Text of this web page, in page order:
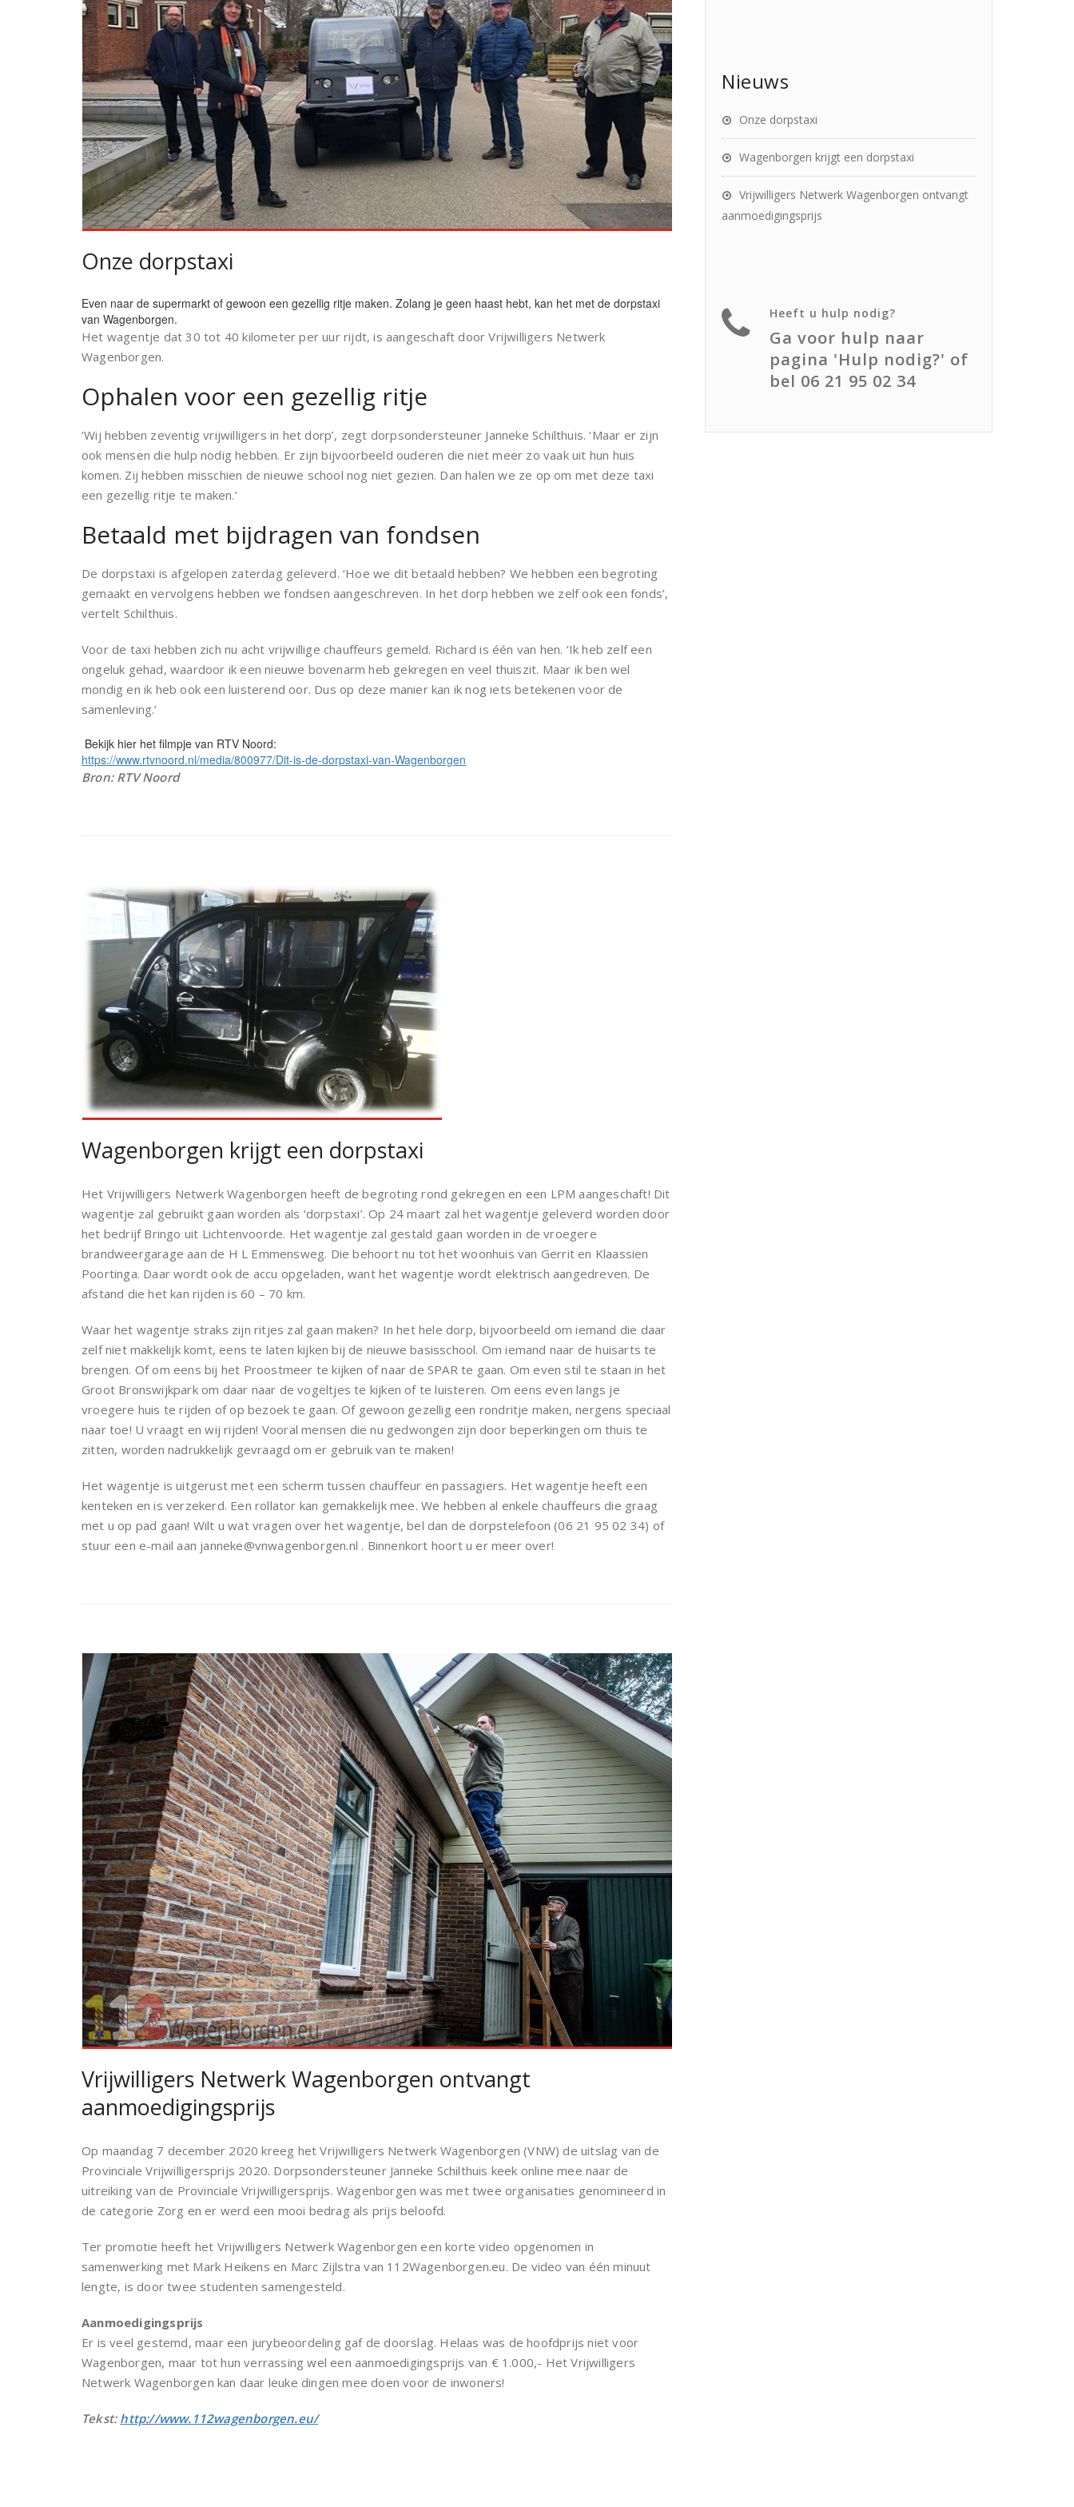
Onze dorpstaxi
Even naar de supermarkt of gewoon een gezellig ritje maken. Zolang je geen haast hebt, kan het met de dorpstaxi
van Wagenborgen.
Het wagentje dat 30 tot 40 kilometer per uur rijdt, is aangeschaft door Vrijwilligers Netwerk
Wagenborgen.
Ophalen voor een gezellig ritje
‘Wij hebben zeventig vrijwilligers in het dorp’, zegt dorpsondersteuner Janneke Schilthuis. ‘Maar er zijn
ook mensen die hulp nodig hebben. Er zijn bijvoorbeeld ouderen die niet meer zo vaak uit hun huis
komen. Zij hebben misschien de nieuwe school nog niet gezien. Dan halen we ze op om met deze taxi
een gezellig ritje te maken.’
Betaald met bijdragen van fondsen
De dorpstaxi is afgelopen zaterdag geleverd. ‘Hoe we dit betaald hebben? We hebben een begroting
gemaakt en vervolgens hebben we fondsen aangeschreven. In het dorp hebben we zelf ook een fonds’,
vertelt Schilthuis.
Voor de taxi hebben zich nu acht vrijwillige chauffeurs gemeld. Richard is één van hen. ‘Ik heb zelf een
ongeluk gehad, waardoor ik een nieuwe bovenarm heb gekregen en veel thuiszit. Maar ik ben wel
mondig en ik heb ook een luisterend oor. Dus op deze manier kan ik nog iets betekenen voor de
samenleving.’
Bekijk hier het filmpje van RTV Noord:
https://www.rtvnoord.nl/media/800977/Dit-is-de-dorpstaxi-van-Wagenborgen
Bron: RTV Noord
Wagenborgen krijgt een dorpstaxi
Het Vrijwilligers Netwerk Wagenborgen heeft de begroting rond gekregen en een LPM aangeschaft! Dit
wagentje zal gebruikt gaan worden als ‘dorpstaxi’. Op 24 maart zal het wagentje geleverd worden door
het bedrijf Bringo uit Lichtenvoorde. Het wagentje zal gestald gaan worden in de vroegere
brandweergarage aan de H L Emmensweg. Die behoort nu tot het woonhuis van Gerrit en Klaassien
Poortinga. Daar wordt ook de accu opgeladen, want het wagentje wordt elektrisch aangedreven. De
afstand die het kan rijden is 60 – 70 km.
Waar het wagentje straks zijn ritjes zal gaan maken? In het hele dorp, bijvoorbeeld om iemand die daar
zelf niet makkelijk komt, eens te laten kijken bij de nieuwe basisschool. Om iemand naar de huisarts te
brengen. Of om eens bij het Proostmeer te kijken of naar de SPAR te gaan. Om even stil te staan in het
Groot Bronswijkpark om daar naar de vogeltjes te kijken of te luisteren. Om eens even langs je
vroegere huis te rijden of op bezoek te gaan. Of gewoon gezellig een rondritje maken, nergens speciaal
naar toe! U vraagt en wij rijden! Vooral mensen die nu gedwongen zijn door beperkingen om thuis te
zitten, worden nadrukkelijk gevraagd om er gebruik van te maken!
Het wagentje is uitgerust met een scherm tussen chauffeur en passagiers. Het wagentje heeft een
kenteken en is verzekerd. Een rollator kan gemakkelijk mee. We hebben al enkele chauffeurs die graag
met u op pad gaan! Wilt u wat vragen over het wagentje, bel dan de dorpstelefoon (06 21 95 02 34) of
stuur een e-mail aan janneke@vnwagenborgen.nl . Binnenkort hoort u er meer over!
Vrijwilligers Netwerk Wagenborgen ontvangt
aanmoedigingsprijs
Op maandag 7 december 2020 kreeg het Vrijwilligers Netwerk Wagenborgen (VNW) de uitslag van de
Provinciale Vrijwilligersprijs 2020. Dorpsondersteuner Janneke Schilthuis keek online mee naar de
uitreiking van de Provinciale Vrijwilligersprijs. Wagenborgen was met twee organisaties genomineerd in
de categorie Zorg en er werd een mooi bedrag als prijs beloofd.
Ter promotie heeft het Vrijwilligers Netwerk Wagenborgen een korte video opgenomen in
samenwerking met Mark Heikens en Marc Zijlstra van 112Wagenborgen.eu. De video van één minuut
lengte, is door twee studenten samengesteld.
Aanmoedigingsprijs
Er is veel gestemd, maar een jurybeoordeling gaf de doorslag. Helaas was de hoofdprijs niet voor
Wagenborgen, maar tot hun verrassing wel een aanmoedigingsprijs van € 1.000,- Het Vrijwilligers
Netwerk Wagenborgen kan daar leuke dingen mee doen voor de inwoners!
Tekst: http://www.112wagenborgen.eu/
Nieuws
Onze dorpstaxi
Wagenborgen krijgt een dorpstaxi
Vrijwilligers Netwerk Wagenborgen ontvangt
aanmoedigingsprijs
Heeft u hulp nodig?
Ga voor hulp naar
pagina 'Hulp nodig?' of
bel 06 21 95 02 34